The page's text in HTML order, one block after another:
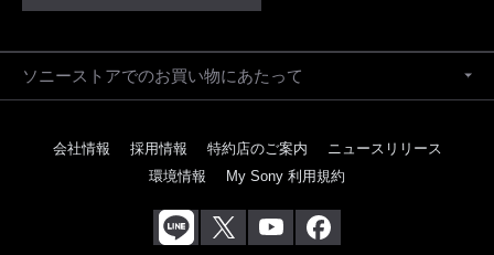
ソニーストアでのお買い物にあたって
会社情報 採用情報 特約店のご案内
ニュースリリース
環境情報
My Sony 利用規約